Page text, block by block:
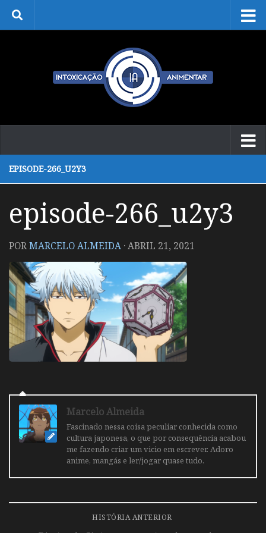
Skip to content
EPISODE-266_U2Y3
episode-266_u2y3
PORMARCELO ALMEIDA ·ABRIL 21, 2021
Marcelo Almeida
Fascinado nessa coisa peculiar conhecida como
cultura japonesa, o que por consequência acabou
me fazendo criar um vicio em escrever. Adoro
anime, mangás e ler/jogar quase tudo.
HISTÓRIA ANTERIOR